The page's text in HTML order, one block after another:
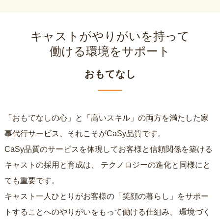
キャストがやりがいを持って
働ける環境をサポート
おもてなし
「おもてなしの心」と「高いスキル」の両方を満たした家
事代行サービス、それこそがCaSy品質です。
CaSy品質のサービスを体現してお客様と信頼関係を築ける
キャストの採用と育成は、
ても重要です。
キャスト一人ひとりがお客様の「笑顔の暮らし」をサポー
トすることへのやりがいをもって働ける仕組み、